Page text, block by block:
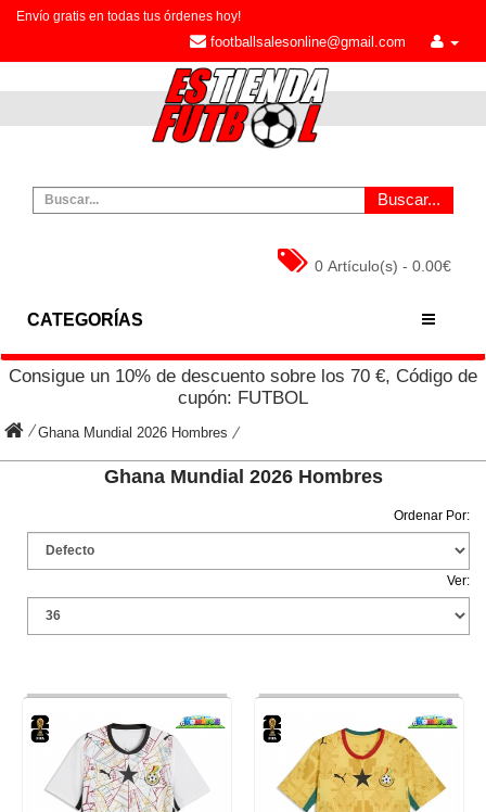
Envío gratis en todas tus órdenes hoy!
footballsalesonline@gmail.com
Buscar...
0 Artículo(s) - 0.00€
CATEGORÍAS
Consigue un 10% de descuento sobre los 70 €, Código de
cupón: FUTBOL
Ghana Mundial 2026 Hombres
Ghana Mundial 2026 Hombres
Ordenar Por:
Ver: